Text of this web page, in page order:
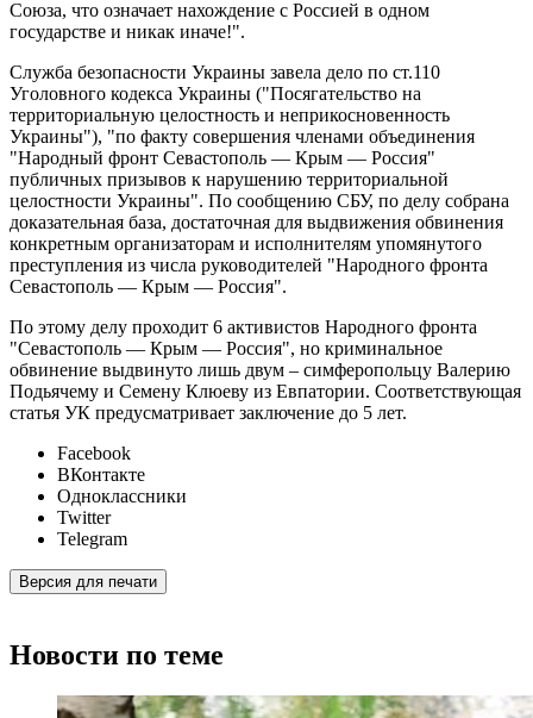
Союза, что означает нахождение с Россией в одном
государстве и никак иначе!".
Служба безопасности Украины завела дело по ст.110
Уголовного кодекса Украины ("Посягательство на
территориальную целостность и неприкосновенность
Украины"), "по факту совершения членами объединения
"Народный фронт Севастополь — Крым — Россия"
публичных призывов к нарушению территориальной
целостности Украины". По сообщению СБУ, по делу собрана
доказательная база, достаточная для выдвижения обвинения
конкретным организаторам и исполнителям упомянутого
преступления из числа руководителей "Народного фронта
Севастополь — Крым — Россия".
По этому делу проходит 6 активистов Народного фронта
"Севастополь — Крым — Россия", но криминальное
обвинение выдвинуто лишь двум – симферопольцу Валерию
Подьячему и Семену Клюеву из Евпатории. Соответствующая
статья УК предусматривает заключение до 5 лет.
Facebook
ВКонтакте
Одноклассники
Twitter
Telegram
Версия для печати
Новости по теме